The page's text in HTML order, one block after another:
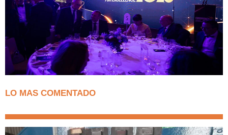
LO MAS COMENTADO